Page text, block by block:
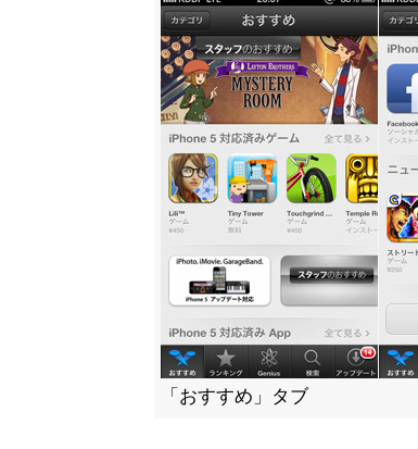
「おすすめ」タブ